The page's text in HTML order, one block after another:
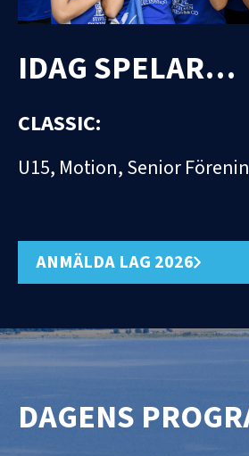
IDAG SPELAR…
CLASSIC:
U15, Motion, Senior
ANMÄLDA LAG 2026
DAGENS